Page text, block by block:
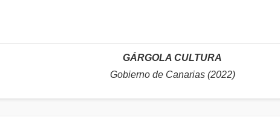
GÁRGOLA CULTURA
Gobierno de Canarias (2022)